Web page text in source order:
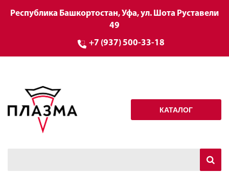
Республика Башкортостан, Уфа, ул. Шота Руставели
49
+7 (937) 500-33-18
КАТАЛОГ